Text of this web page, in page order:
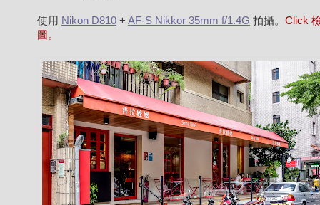
使用 Nikon D810 + AF-S Nikkor 35mm f/1.4G 拍攝。 Click
圖。